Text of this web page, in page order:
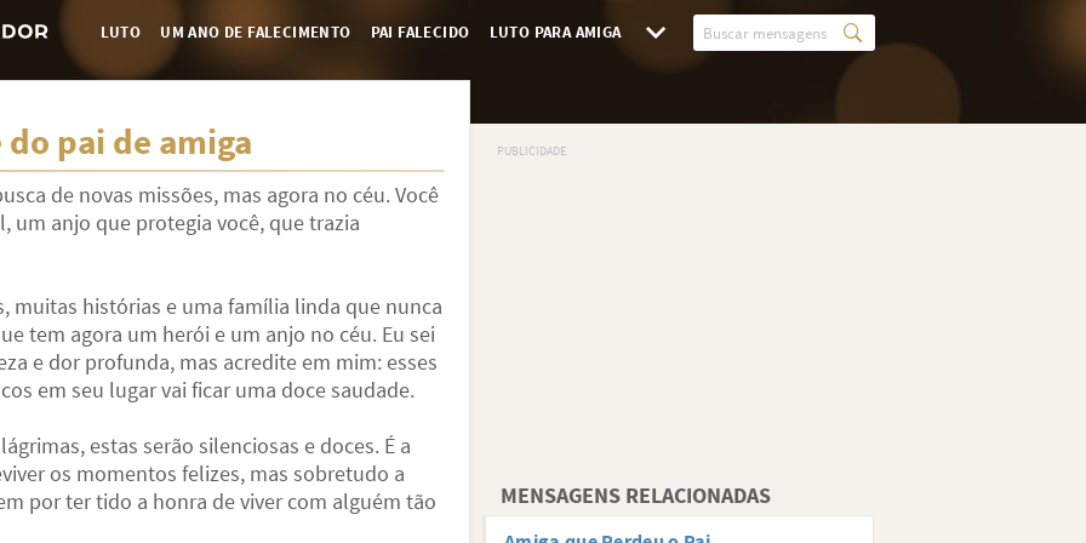
LUTO UM ANO DE FALECIMENTO PAI FALECIDO LUTO PARA AMIGA
pai de amiga
de novas missões, mas agora no céu. Você
um anjo que protegia você, que trazia
muitas histórias e uma família linda que nunca
tem agora um herói e um anjo no céu. Eu sei
e dor profunda, mas acredite em mim: esses
em seu lugar vai ficar uma doce saudade.
estas serão silenciosas e doces. É a
os momentos felizes, mas sobretudo a
por ter tido a honra de viver com alguém tão
MENSAGENS RELACIONADAS